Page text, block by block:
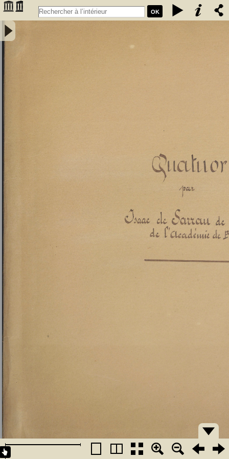
OK
Quatuor par Isaac Sarrau de Boynet de l'Académie de Bordeaux -
Sarrau de Boynet, Isaac de; (1684-1763). Compositeur.